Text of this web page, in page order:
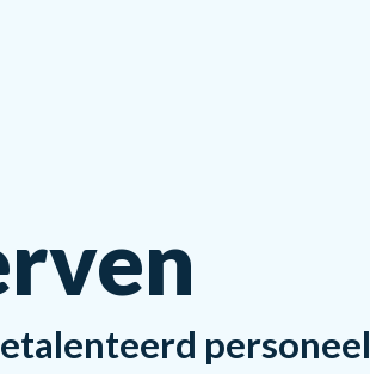
personeel